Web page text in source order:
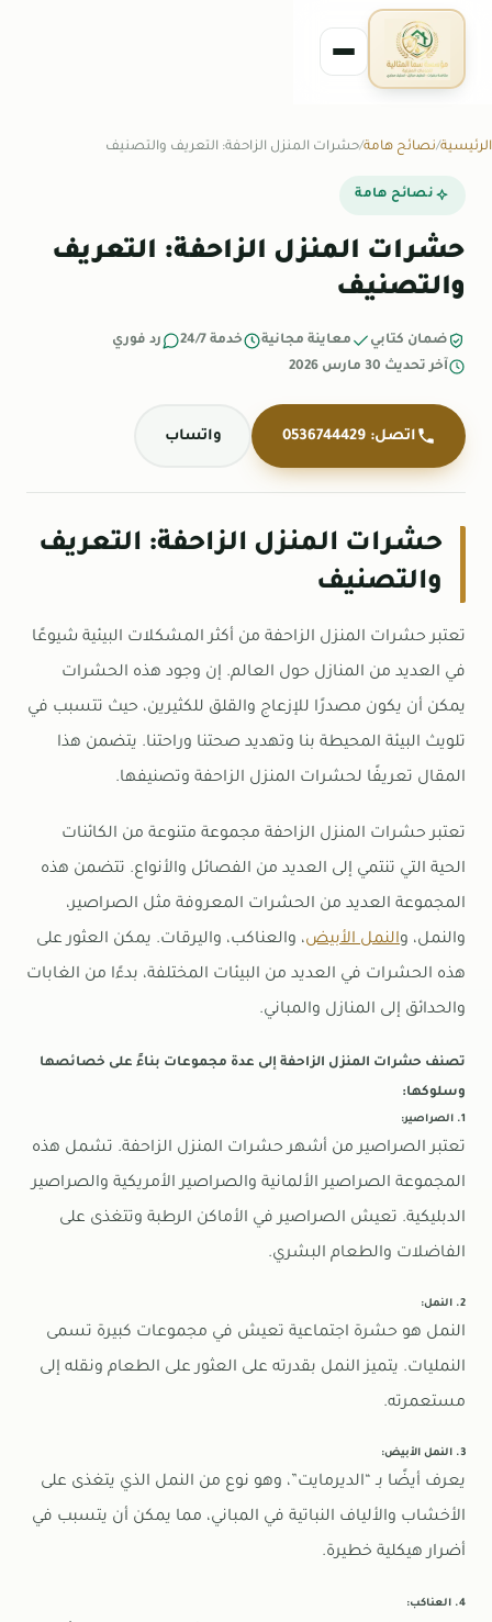
الرئيسية نصائح هامة حشرات المنزل الزاحفة: التعريف والتصنيف
نصائح هامة
حشرات المنزل الزاحفة: التعريف
والتصنيف
ضمان كتابي معاينة مجانية خدمة 24/7
رد فوري
آخر تحديث 30 مارس 2026
اتصل: 0536744429 واتساب
حشرات المنزل الزاحفة: التعريف
والتصنيف
تعتبر حشرات المنزل الزاحفة من أكثر المشكلات البيئية شيوعًا
في العديد من المنازل حول العالم. إن وجود هذه الحشرات
يمكن أن يكون مصدرًا للإزعاج والقلق للكثيرين، حيث تتسبب في
تلويث البيئة المحيطة بنا وتهديد صحتنا وراحتنا. يتضمن هذا
المقال تعريفًا لحشرات المنزل الزاحفة وتصنيفها.
تعتبر حشرات المنزل الزاحفة مجموعة متنوعة من الكائنات
الحية التي تنتمي إلى العديد من الفصائل والأنواع. تتضمن هذه
المجموعة العديد من الحشرات المعروفة مثل الصراصير،
والنمل، والنمل الأبيض، والعناكب، واليرقات. يمكن العثور على
هذه الحشرات في العديد من البيئات المختلفة، بدءًا من الغابات
والحدائق إلى المنازل والمباني.
تصنف حشرات المنزل الزاحفة إلى عدة مجموعات بناءً على خصائصها
وسلوكها:
1. الصراصير:
تعتبر الصراصير من أشهر حشرات المنزل الزاحفة. تشمل هذه
المجموعة الصراصير الألمانية والصراصير الأمريكية والصراصير
الدبليكية. تعيش الصراصير في الأماكن الرطبة وتتغذى على
الفاضلات والطعام البشري.
2. النمل:
النمل هو حشرة اجتماعية تعيش في مجموعات كبيرة تسمى
النمليات. يتميز النمل بقدرته على العثور على الطعام ونقله إلى
مستعمرته.
3. النمل الأبيض:
يعرف أيضًا بـ “الديرمايت”، وهو نوع من النمل الذي يتغذى على
الأخشاب والألياف النباتية في المباني، مما يمكن أن يتسبب في
أضرار هيكلية خطيرة.
4. العناكب: